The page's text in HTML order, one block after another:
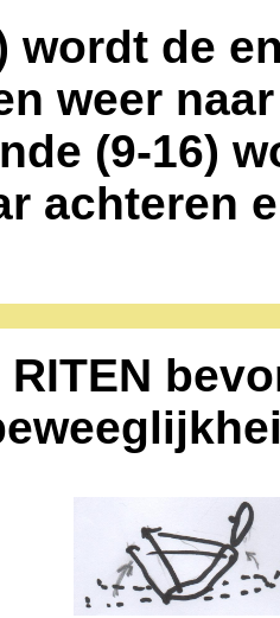
wordt de
weer
(9-16)
achteren
RITEN